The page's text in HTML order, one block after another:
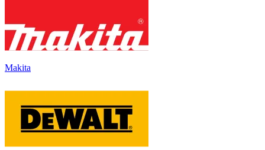
Makita